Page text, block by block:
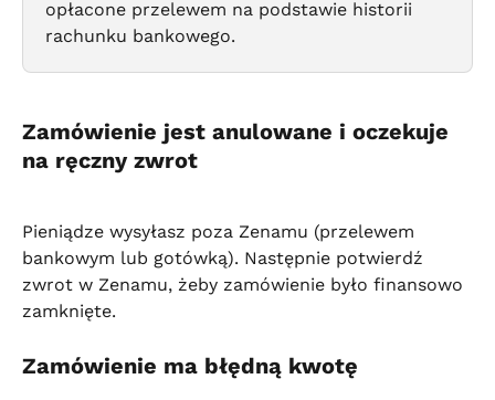
opłacone przelewem na podstawie historii
rachunku bankowego.
Zamówienie jest anulowane i oczekuje
na ręczny zwrot
Pieniądze wysyłasz poza Zenamu (przelewem
bankowym lub gotówką). Następnie potwierdź
zwrot w Zenamu, żeby zamówienie było finansowo
zamknięte.
Zamówienie ma błędną kwotę